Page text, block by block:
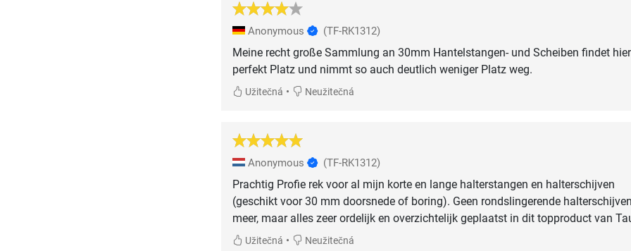
Anonymous (TF-RK1312)
Meine recht große Sammlung an 30mm Hantelstangen- und Scheiben findet hier
perfekt Platz und nimmt so auch deutlich weniger Platz weg.
Užitečná • Neužitečná
Anonymous (TF-RK1312)
Prachtig Profie rek voor al mijn korte en lange halterstangen en halterschijven
(geschikt voor 30 mm doorsnede of boring). Geen rondslingerende halterschijven
meer, maar alles zeer ordelijk en overzichtelijk geplaatst in dit topproduct van
Užitečná • Neužitečná